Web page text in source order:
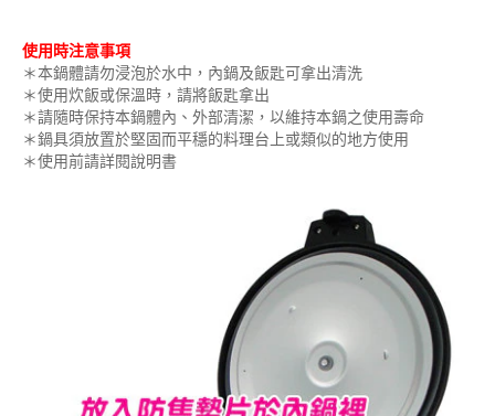
使用時注意事項
＊本鍋體請勿浸泡於水中，內鍋及飯匙可拿出清洗
＊使用炊飯或保溫時，請將飯匙拿出
＊請隨時保持本鍋體內、外部清潔，以維持本鍋之使用壽命
＊鍋具須放置於堅固而平穩的料理台上或類似的地方使用
＊使用前請詳閱說明書